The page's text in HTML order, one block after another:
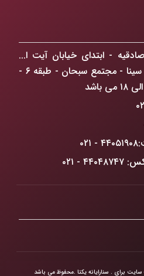
در تهران: گذار از حضور
- ابتدای خیابان آیت ا...
کاشانی - جنب درمانگاه ابن سینا - مجتمع سبحان - طبقه ۶ -
- ۰۲۱
برای . سنارایانه یکتا .محفوظ می باشد